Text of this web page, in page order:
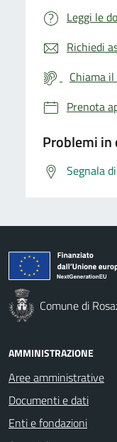
Leggi le
Richiedi
Chiama
Prenota
Problemi in
Segnala
Comune di
AMMINISTRAZIONE
Aree amministrative
Documenti e dati
Enti e fondazioni